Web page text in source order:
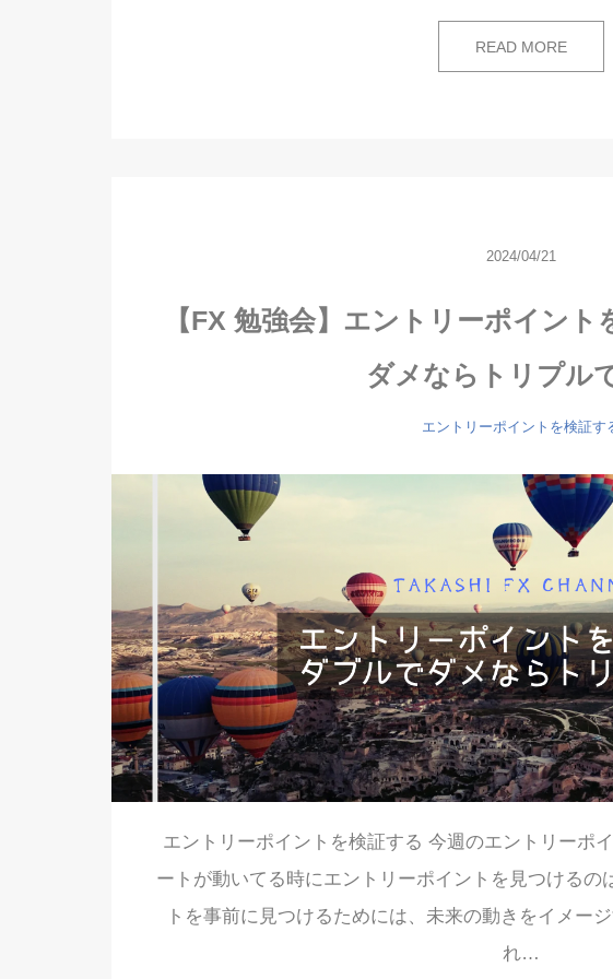
READ MORE
2024/04/21
【FX 勉強会】エントリーポイン
ダメならトリプル
エントリーポイントを検証す
エントリーポイントを検証する 今週のエントリーポ
ートが動いてる時にエントリーポイントを見つけるの
トを事前に見つけるためには、未来の動きをイメー
れ…